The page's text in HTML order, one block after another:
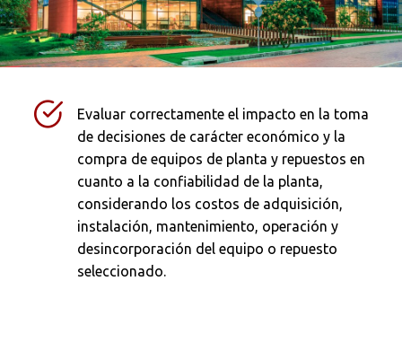
Evaluar correctamente el impacto en la toma
de decisiones de carácter económico y la
compra de equipos de planta y repuestos en
cuanto a la confiabilidad de la planta,
considerando los costos de adquisición,
instalación, mantenimiento, operación y
desincorporación del equipo o repuesto
seleccionado.